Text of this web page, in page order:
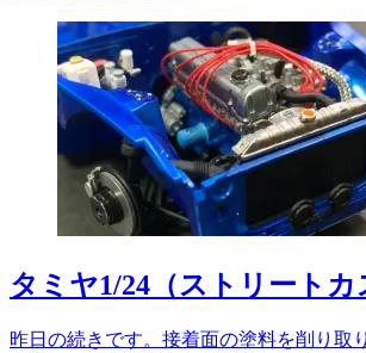
タミヤ1/24（ストリート
昨日の続きです。接着面の塗料を削り取